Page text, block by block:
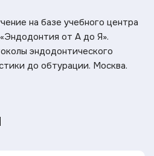
на базе учебного центра
от А до Я».
эндодонтического
до обтурации. Москва.